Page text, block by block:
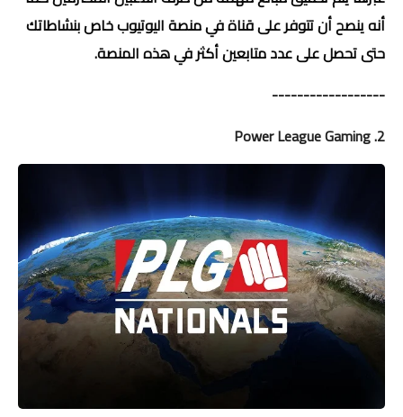
أنه ينصح أن تتوفر على قناة في منصة اليوتيوب خاص بنشاطاتك
حتى تحصل على عدد متابعين أكثر في هذه المنصة.
------------------
2. Power League Gaming